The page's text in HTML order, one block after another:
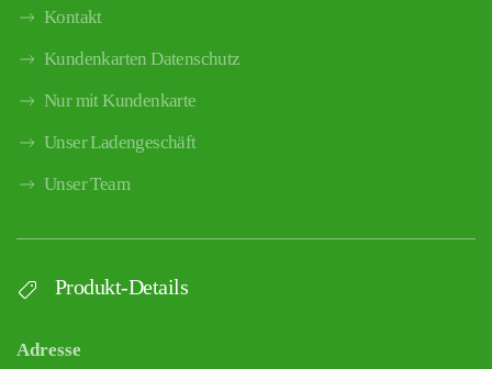
Kontakt
Kundenkarten Datenschutz
Nur mit Kundenkarte
Unser Ladengeschäft
Unser Team
Produkt-Details
Adresse